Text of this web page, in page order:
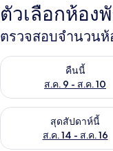
ตัวเลือกห้อง
ตรวจสอบจำนวนห้
คืนนี้
ส.ค. 9 - ส.ค. 10
ตรวจสอบจำนวนห้องพั
สุดสัปดาห์นี้
ส.ค. 14 - ส.ค. 16
ตรวจสอบจำนวนห้องพัก